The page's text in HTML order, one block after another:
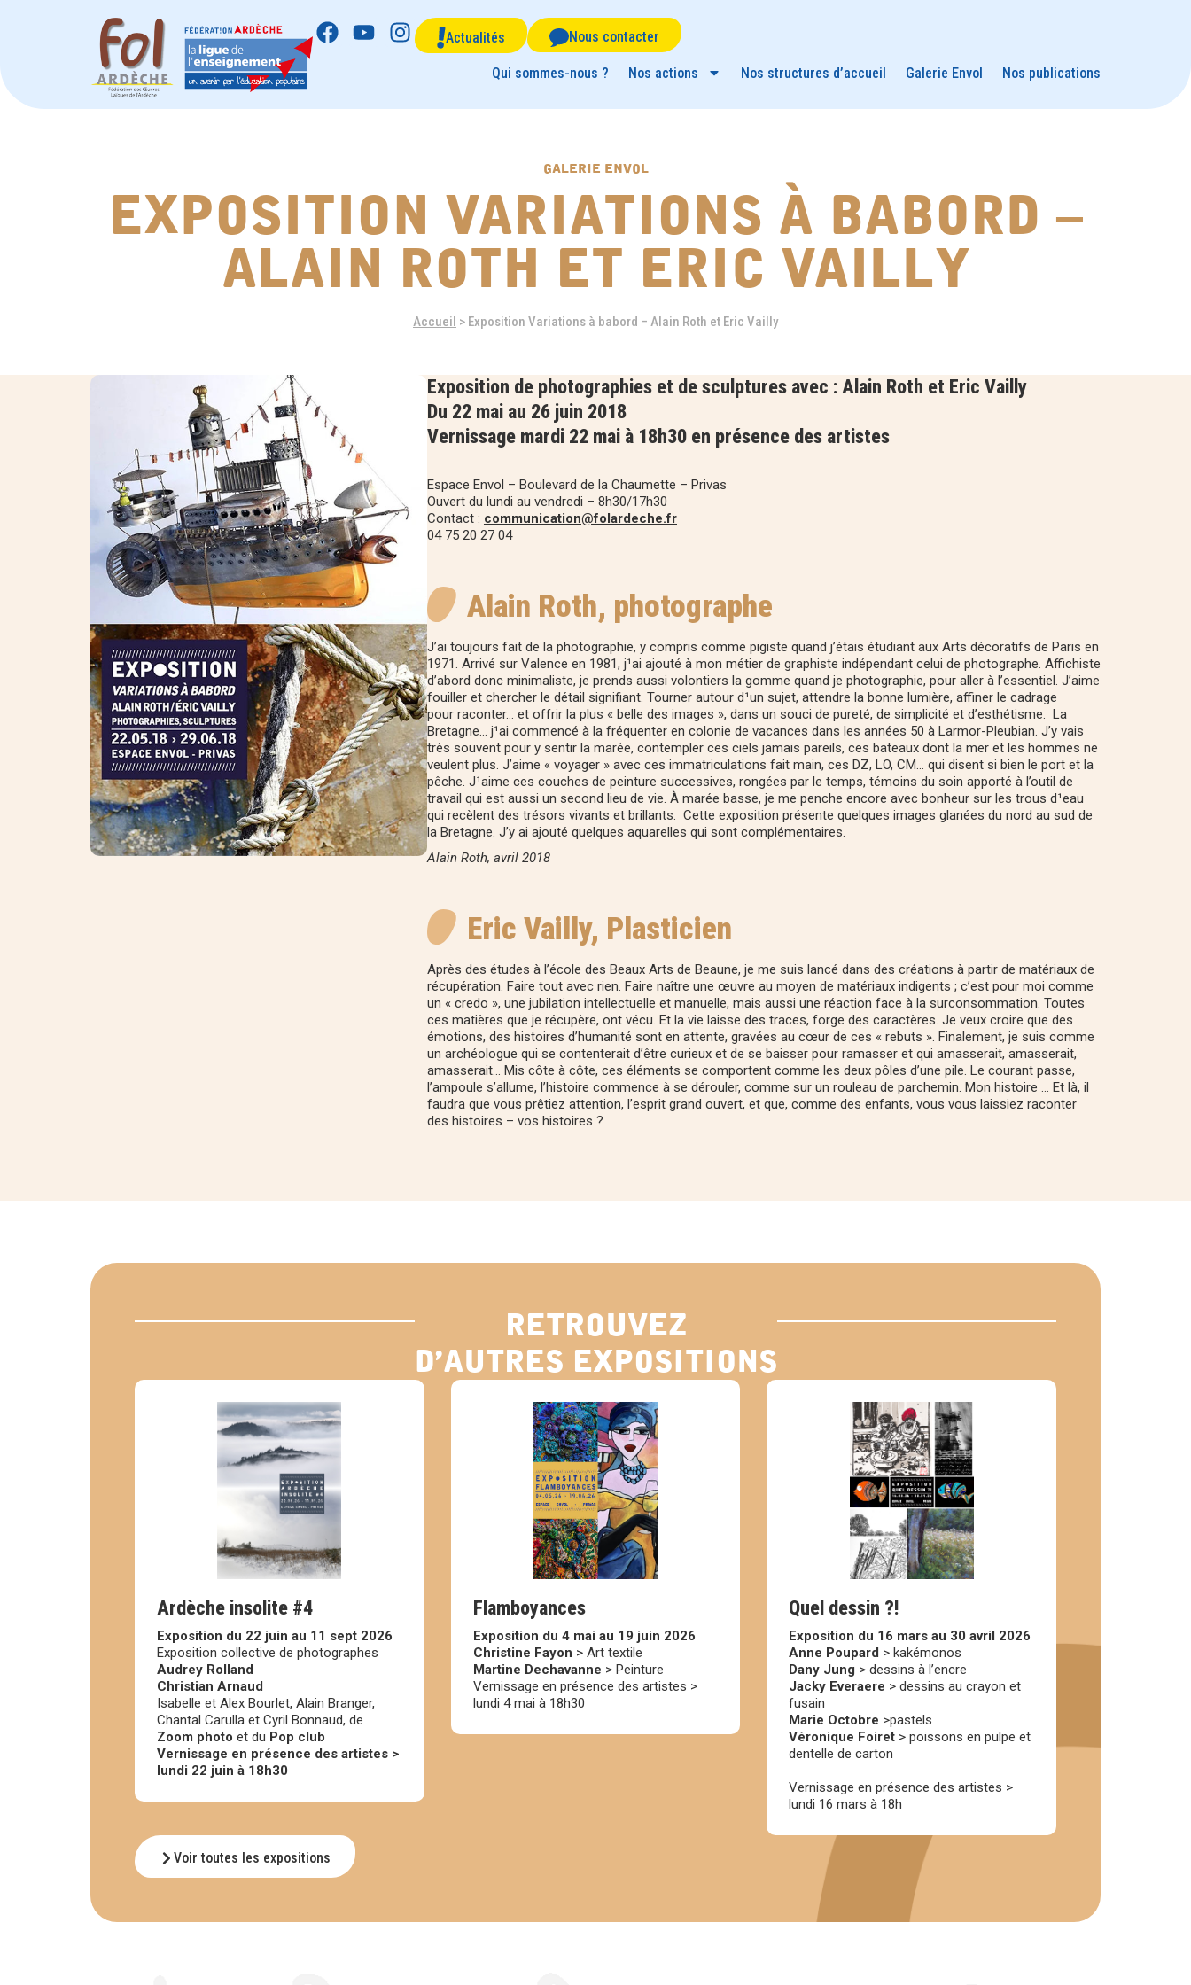
Actualités Nous contacter
Qui sommes-nous ? Nos actions Nos structures d’accueil Galerie Envol Nos publications
galerie envol
exposition variations à babord –
alain roth et eric vailly
Accueil > Exposition Variations à babord – Alain Roth et Eric Vailly
Exposition de photographies et de sculptures avec : Alain Roth et Eric Vailly
Du 22 mai au 26 juin 2018
Vernissage mardi 22 mai à 18h30 en présence des artistes
Espace Envol – Boulevard de la Chaumette – Privas
Ouvert du lundi au vendredi – 8h30/17h30
Contact : communication@folardeche.fr
04 75 20 27 04
Alain Roth, photographe
J’ai toujours fait de la photographie, y compris comme pigiste quand j’étais étudiant aux Arts décoratifs de Paris en
1971. Arrivé sur Valence en 1981, j¹ai ajouté à mon métier de graphiste indépendant celui de photographe. Affichiste
d’abord donc minimaliste, je prends aussi volontiers la gomme quand je photographie, pour aller à l’essentiel. J’aime
fouiller et chercher le détail signifiant. Tourner autour d¹un sujet, attendre la bonne lumière, affiner le cadrage
pour raconter… et offrir la plus « belle des images », dans un souci de pureté, de simplicité et d’esthétisme. La
Bretagne… j¹ai commencé à la fréquenter en colonie de vacances dans les années 50 à Larmor-Pleubian. J’y vais
très souvent pour y sentir la marée, contempler ces ciels jamais pareils, ces bateaux dont la mer et les hommes ne
veulent plus. J’aime « voyager » avec ces immatriculations fait main, ces DZ, LO, CM… qui disent si bien le port et la
pêche. J¹aime ces couches de peinture successives, rongées par le temps, témoins du soin apporté à l’outil de
travail qui est aussi un second lieu de vie. À marée basse, je me penche encore avec bonheur sur les trous d¹eau
qui recèlent des trésors vivants et brillants. Cette exposition présente quelques images glanées du nord au sud de
la Bretagne. J’y ai ajouté quelques aquarelles qui sont complémentaires.
Alain Roth, avril 2018
Eric Vailly, Plasticien
Après des études à l’école des Beaux Arts de Beaune, je me suis lancé dans des créations à partir de matériaux de
récupération. Faire tout avec rien. Faire naître une œuvre au moyen de matériaux indigents ; c’est pour moi comme
un « credo », une jubilation intellectuelle et manuelle, mais aussi une réaction face à la surconsommation. Toutes
ces matières que je récupère, ont vécu. Et la vie laisse des traces, forge des caractères. Je veux croire que des
émotions, des histoires d’humanité sont en attente, gravées au cœur de ces « rebuts ». Finalement, je suis comme
un archéologue qui se contenterait d’être curieux et de se baisser pour ramasser et qui amasserait, amasserait,
amasserait… Mis côte à côte, ces éléments se comportent comme les deux pôles d’une pile. Le courant passe,
l’ampoule s’allume, l’histoire commence à se dérouler, comme sur un rouleau de parchemin. Mon histoire … Et là, il
faudra que vous prêtiez attention, l’esprit grand ouvert, et que, comme des enfants, vous vous laissiez raconter
des histoires – vos histoires ?
retrouvez
d’autres expositions
Ardèche insolite #4
Exposition du 22 juin au 11 sept 2026
Exposition collective de photographes
Audrey Rolland
Christian Arnaud
Isabelle et Alex Bourlet, Alain Branger,
Chantal Carulla et Cyril Bonnaud, de
Zoom photo et du Pop club
Vernissage en présence des artistes >
lundi 22 juin à 18h30
Flamboyances
Exposition du 4 mai au 19 juin 2026
Christine Fayon > Art textile
Martine Dechavanne > Peinture
Vernissage en présence des artistes >
lundi 4 mai à 18h30
Quel dessin ?!
Exposition du 16 mars au 30 avril 2026
Anne Poupard > kakémonos
Dany Jung > dessins à l’encre
Jacky Everaere > dessins au crayon et
fusain
Marie Octobre >pastels
Véronique Foiret > poissons en pulpe et
dentelle de carton
Vernissage en présence des artistes >
lundi 16 mars à 18h
Voir toutes les expositions